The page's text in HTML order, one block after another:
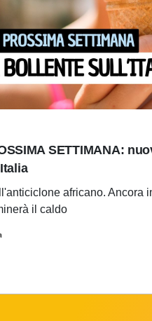
SETTIMANA:
africano. Ancora
il caldo